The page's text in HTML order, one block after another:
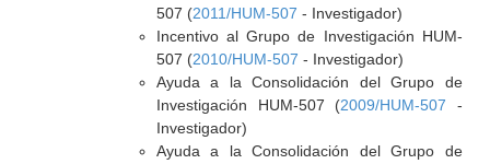
507 (2011/HUM-507 - Investigador)
Incentivo al Grupo de Investigación HUM-
507 (2010/HUM-507 - Investigador)
Ayuda a la Consolidación del Grupo de
Investigación HUM-507 (2009/HUM-507 -
Investigador)
Ayuda a la Consolidación del Grupo de